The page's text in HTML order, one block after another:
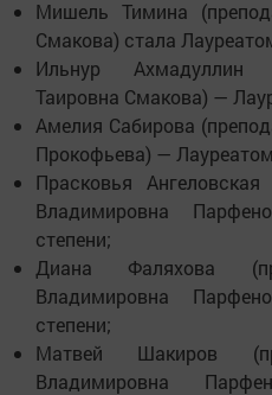
Мишель Тимина
Смакова) стала
Ильнур Ахмадуллин
Таировна Смакова) —
Амелия Сабирова
Прокофьева) —
Прасковья
Владимировна
степени;
Диана Фаляхова
Владимировна
степени;
Матвей Шакиров
Владимировна